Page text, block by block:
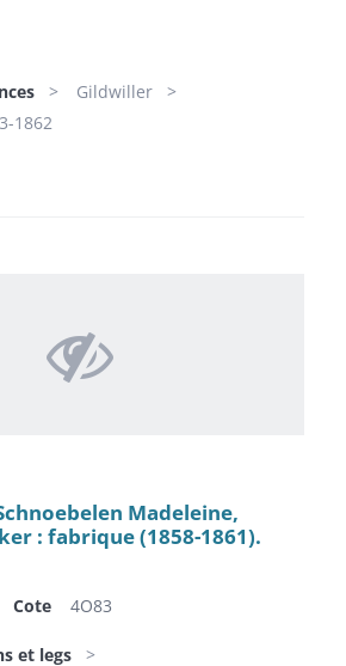
Gildwiller
1862
Madeleine,
: fabrique (1858-1861).
Cote 4O83
et legs